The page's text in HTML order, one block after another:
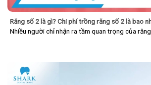
Răng số 2 là gì? Chi phí trồng răng số 2 là bao
Nhiều người chỉ nhận ra tầm quan trọng của